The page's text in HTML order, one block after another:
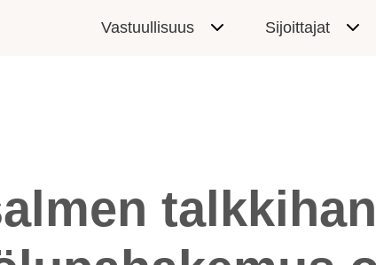
Vastuullisuus Sijoittajat